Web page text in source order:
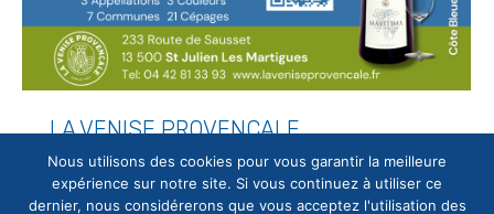
LA VENISE PROVENCALE
ParCyril HAMON 2 avril 2025
Nous utilisons des cookies pour vous garantir la meilleure
expérience sur notre site. Si vous continuez à utiliser ce
dernier, nous considérerons que vous acceptez l'utilisation des